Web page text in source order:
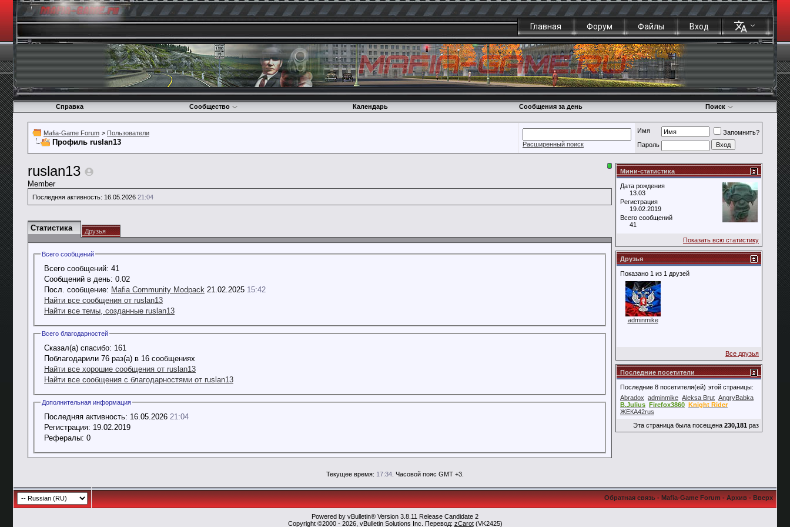
Главная Форум Файлы Вход
Справка Сообщество Календарь Сообщения за день Поиск
Mafia-Game Forum > Пользователи
Профиль ruslan13 Расширенный поиск
Имя
Запомнить?
Пароль
ruslan13
Member
Последняя активность: 16.05.2026 21:04
Статистика Друзья
Всего сообщений
Всего сообщений: 41
Сообщений в день: 0.02
Посл. сообщение: Mafia Community Modpack 21.02.2025 15:42
Найти все сообщения от ruslan13
Найти все темы, созданные ruslan13
Всего благодарностей
Сказал(а) спасибо: 161
Поблагодарили 76 раз(а) в 16 сообщениях
Найти все хорошие сообщения от ruslan13
Найти все сообщения с благодарностями от ruslan13
Дополнительная информация
Последняя активность: 16.05.2026 21:04
Регистрация: 19.02.2019
Рефералы: 0
Мини-статистика
Дата рождения
13.03
Регистрация
19.02.2019
Всего сообщений
41
Показать всю статистику
Друзья
Показано 1 из 1 друзей
adminmike
Все друзья
Последние посетители
Последние 8 посетителя(ей) этой страницы:
Abradox adminmike Aleksa Brut AngryBabka
B.Julius Firefox3860 Knight Rider
ЖЕКА42rus
Эта страница была посещена 230,181 раз
Текущее время: 17:34 . Часовой пояс GMT +3.
Обратная связь-Mafia-Game Forum-Архив-Вверх
Powered by vBulletin® Version 3.8.11 Release Candidate 2
Copyright ©2000 - 2026, vBulletin Solutions Inc. Перевод: zCarot(VK2425)